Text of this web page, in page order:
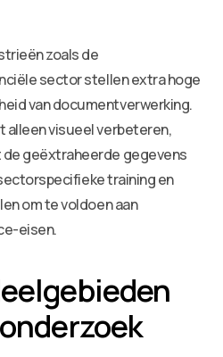
zoals de
sector stellen extra hoge
van documentverwerking.
visueel verbeteren,
de geëxtraheerde gegevens
training en
om te voldoen aan
eisen.